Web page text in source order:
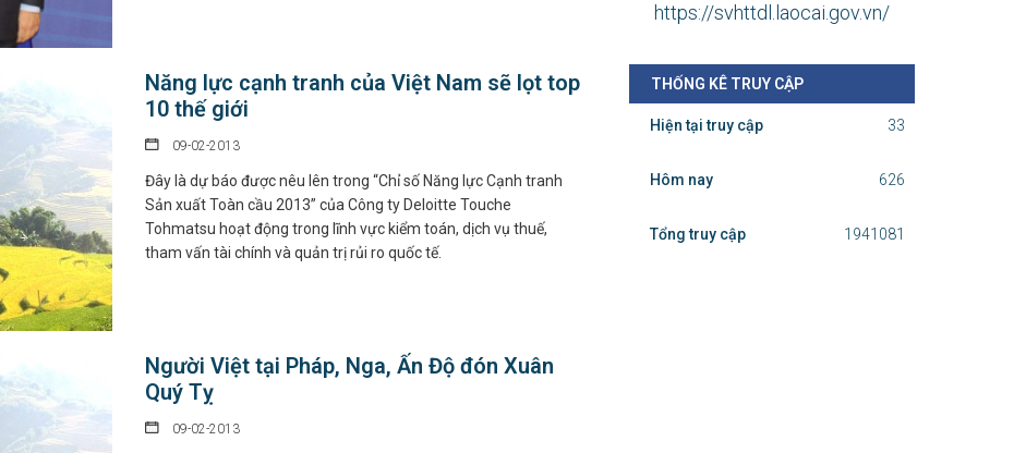
Năng lực cạnh tranh của Việt Nam sẽ lọt top
10 thế giới
09-02-2013
Đây là dự báo được nêu lên trong “Chỉ số Năng lực Cạnh tranh
Sản xuất Toàn cầu 2013” của Công ty Deloitte Touche
Tohmatsu hoạt động trong lĩnh vực kiểm toán, dịch vụ thuế,
tham vấn tài chính và quản trị rủi ro quốc tế.
Người Việt tại Pháp, Nga, Ấn Độ đón Xuân
Quý Tỵ
09-02-2013
https://svhttdl.laocai.gov.vn/
THỐNG KÊ TRUY CẬP
Hiện tại truy cập 33
Hôm nay 626
Tổng truy cập 1941081